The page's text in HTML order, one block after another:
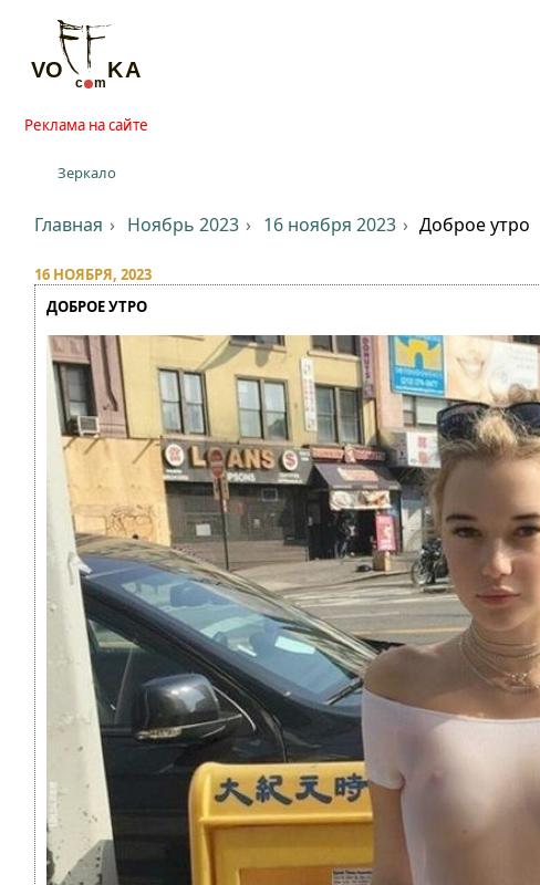
Реклама на сайте
Зеркало
Главная Ноябрь 2023 16 ноября 2023 Доброе утро
16 НОЯБРЯ, 2023
ДОБРОЕ УТРО